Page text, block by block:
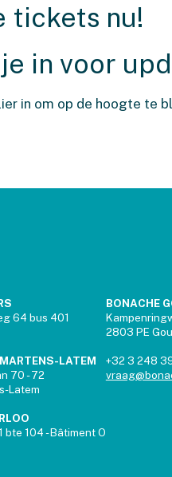
tickets nu!
in voor
in om op de hoogte te
64 bus 401
LATEM
70 - 72
Latem
bte 104 - Bâtiment O
BONACHE
2803 PE
+32 3 248